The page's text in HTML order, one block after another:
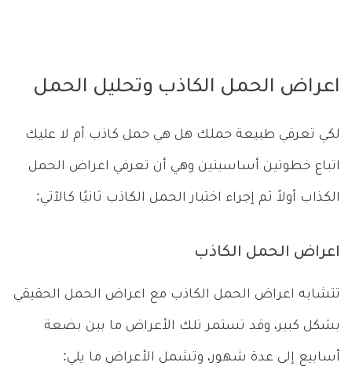
اعراض الحمل الكاذب وتحليل الحمل
لكي تعرفي طبيعة حملك هل هي حمل كاذب أم لا عليك
اتباع خطوتين أساسيتين وهي أن تعرفي اعراض الحمل
الكذاب أولاً ثم إجراء اختبار الحمل الكاذب ثانيًا كالآتي:
اعراض الحمل الكاذب
تتشابه اعراض الحمل الكاذب مع اعراض الحمل الحقيقي
بشكل كبير، وقد تستمر تلك الأعراض ما بين بضعة
أسابيع إلى عدة شهور، وتشمل الأعراض ما يلي: